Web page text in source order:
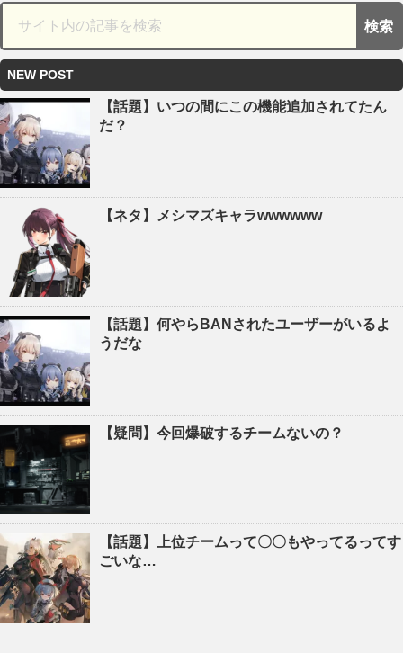
NEW POST
【話題】いつの間にこの機能追加されてたん
だ？
【ネタ】メシマズキャラwwwwww
【話題】何やらBANされたユーザーがいるよ
うだな
【疑問】今回爆破するチームないの？
【話題】上位チームって〇〇もやってるってす
ごいな…